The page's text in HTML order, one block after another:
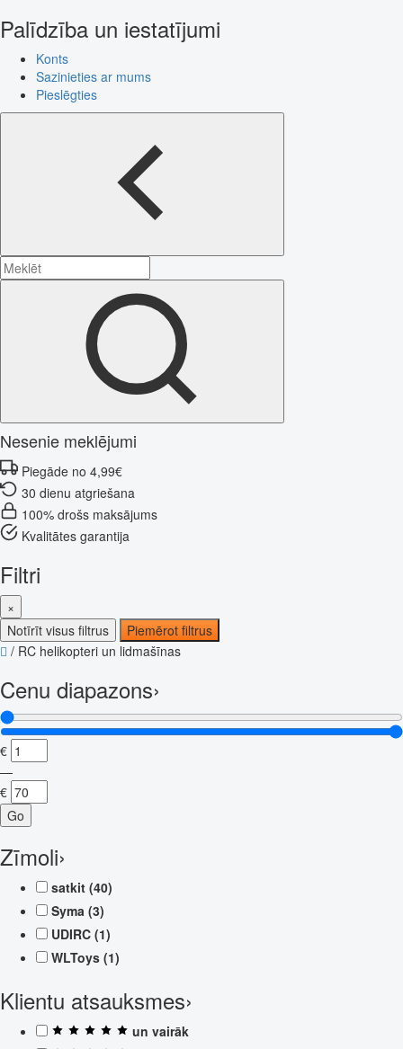
Palīdzība un iestatījumi
Konts
Sazinieties ar mums
Pieslēgties
Nesenie meklējumi
Piegāde no 4,99€
30 dienu atgriešana
100% drošs maksājums
Kvalitātes garantija
Filtri
×
Notīrīt visus filtrus
Piemērot filtrus
/ RC helikopteri un lidmašīnas
Cenu diapazons›
€
—
€
Go
Zīmoli›
satkit (40)
Syma (3)
UDIRC (1)
WLToys (1)
Klientu atsauksmes›
un vairāk